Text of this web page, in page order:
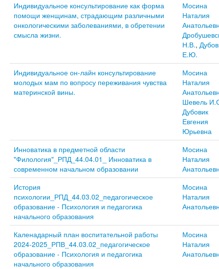
Индивидуальное консультирование как форма
помощи женщинам, страдающим различными
онкологическими заболеваниями, в обретении
смысла жизни.
Мосина
Наталия
Н.В.,
Е.Ю.
Индивидуальное он-лайн консультирование
молодых мам по вопросу переживания чувства
материнской вины.
Мосина
Наталия
Шевель
Дубовик
Евгения
Юрьевна
Инноватика в предметной области
"Филология"_РПД_44.04.01_ Инноватика в
современном начальном образовании
Мосина
Наталия
История
психологии_РПД_44.03.02_педагогическое
образование - Психология и педагогика
начального образования
Мосина
Наталия
Каленадарный план воспитательной работы
2024-2025_РПВ_44.03.02_педагогическое
образование - Психология и педагогика
начального образования
Мосина
Наталия